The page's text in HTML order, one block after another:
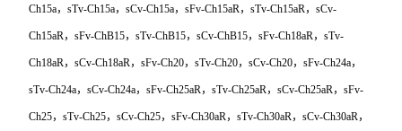
Ch15a，sTv-Ch15a，sCv-Ch15a，sFv-Ch15aR，sTv-Ch15aR，sCv-
Ch15aR，sFv-ChB15，sTv-ChB15，sCv-ChB15，sFv-Ch18aR，sTv-
Ch18aR，sCv-Ch18aR，sFv-Ch20，sTv-Ch20，sCv-Ch20，sFv-Ch24a，
sTv-Ch24a，sCv-Ch24a，sFv-Ch25aR，sTv-Ch25aR，sCv-Ch25aR，sFv-
Ch25，sTv-Ch25，sCv-Ch25，sFv-Ch30aR，sTv-Ch30aR，sCv-Ch30aR，